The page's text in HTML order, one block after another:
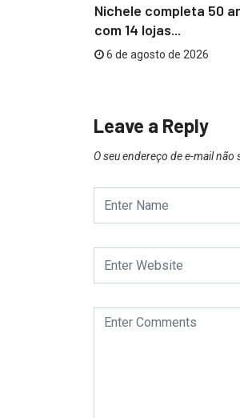
Nichele completa 50
com 14 lojas...
6 de agosto de 2026
Leave a Reply
O seu endereço de e-mail não